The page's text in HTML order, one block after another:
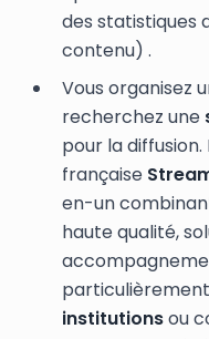
des statistiques
contenu) .
Vous organisez
recherchez une
pour la
française
en-un
haute qualité,
institutionsou